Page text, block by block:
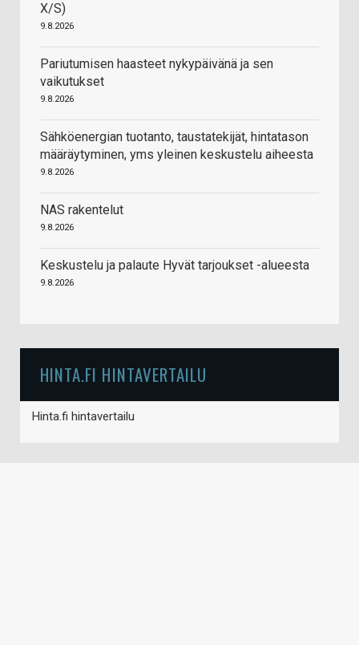
X/S)
9.8.2026
Pariutumisen haasteet nykypäivänä ja sen
vaikutukset
9.8.2026
Sähköenergian tuotanto, taustatekijät, hintatason
määräytyminen, yms yleinen keskustelu aiheesta
9.8.2026
NAS rakentelut
9.8.2026
Keskustelu ja palaute Hyvät tarjoukset -alueesta
9.8.2026
HINTA.FI HINTAVERTAILU
Hinta.fi hintavertailu